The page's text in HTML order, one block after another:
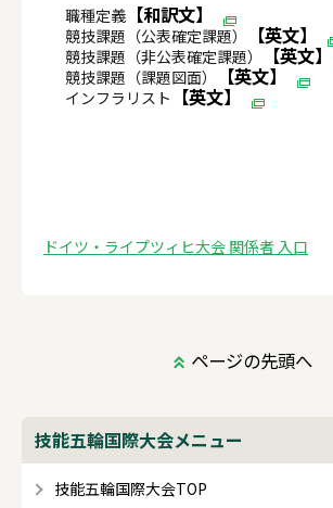
職種定義 【和訳文】
競技課題（公表確定課題） 【英文】
競技課題（非公表確定課題） 【英文】
競技課題（課題図面） 【英文】
インフラリスト 【英文】
ドイツ・ライプツィヒ大会 関係者 入口
ページの先頭へ
技能五輪国際大会メニュー
技能五輪国際大会TOP